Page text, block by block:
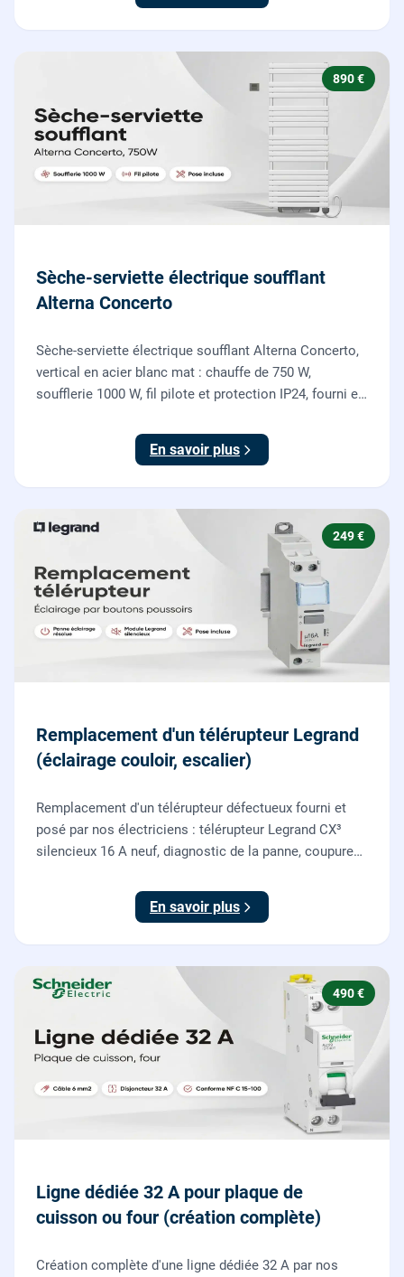
890 €
Sèche-serviette électrique soufflant
Alterna Concerto
Sèche-serviette électrique soufflant Alterna Concerto,
vertical en acier blanc mat : chauffe de 750 W,
soufflerie 1000 W, fil pilote et protection IP24, fourni et
En savoir plus
249 €
Remplacement d'un télérupteur Legrand
(éclairage couloir, escalier)
Remplacement d'un télérupteur défectueux fourni et
posé par nos électriciens : télérupteur Legrand CX³
silencieux 16 A neuf, diagnostic de la panne, coupure
boutons poussoirs.
En savoir plus
490 €
Ligne dédiée 32 A pour plaque de
cuisson ou four (création complète)
Création complète d'une ligne dédiée 32 A par nos